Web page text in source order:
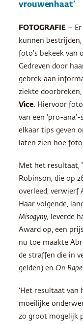
vrouwenhaat’
FOTOGRAFIE –
kunnen
foto’s bekeek van
Gedreven door
gebrek aan
ziekte
Vice. Hiervoor
van een ‘pro-
elkaar tips geven
laten zien hoe
Met het resultaat,
Robinson, die op
overleed, verwierf
Haar volgende,
Misogyny,
leverde
Award op, een
nu toe maakte
de straffen die in
gelden) en On Rape
‘Het resultaat van
moeilijke
zo groot mogelijk